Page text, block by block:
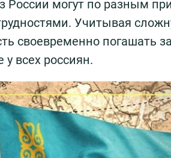
России могут по разным
Учитывая
своевременно погашать
всех россиян.